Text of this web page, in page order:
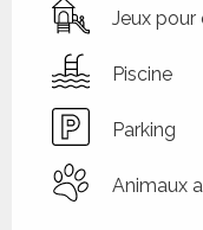
Jeux
Piscine
Parking
Animaux